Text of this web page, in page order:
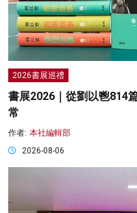
2026書展巡禮
書展2026｜從劉以鬯814
常
作者: 本社編輯部
2026-08-06